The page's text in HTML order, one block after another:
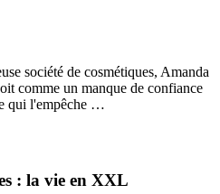
société de cosmétiques, Amanda
comme un manque de confiance
qui l'empêche …
: la vie en XXL